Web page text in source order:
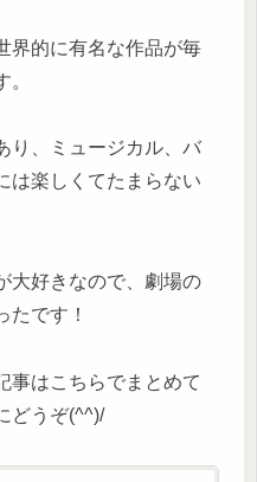
界的に有名な作品が毎
り、ミュージカル、バ
は楽しくてたまらない
大好きなので、劇場の
たです！
事はこちらでまとめて
どうぞ(^^)/